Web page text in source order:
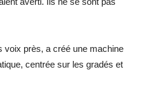
voix près, a créé une machine
centrée sur les gradés et